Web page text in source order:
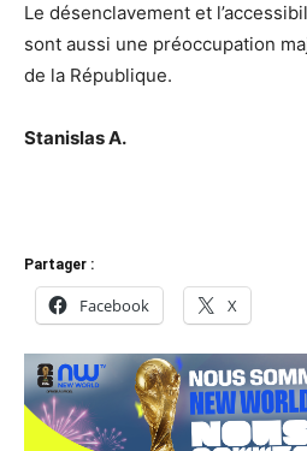
Le désenclavement et
sont aussi une préoccupation
de la République.
Stanislas A.
Partager :
Facebook X